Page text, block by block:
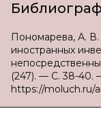
Пономарева, А.
иностранных
(247). — С. 38-40.
https://moluch.ru/